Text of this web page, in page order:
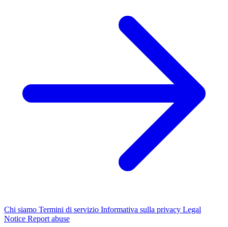
Chi siamo Termini di servizio Informativa sulla privacy Legal
Notice Report abuse